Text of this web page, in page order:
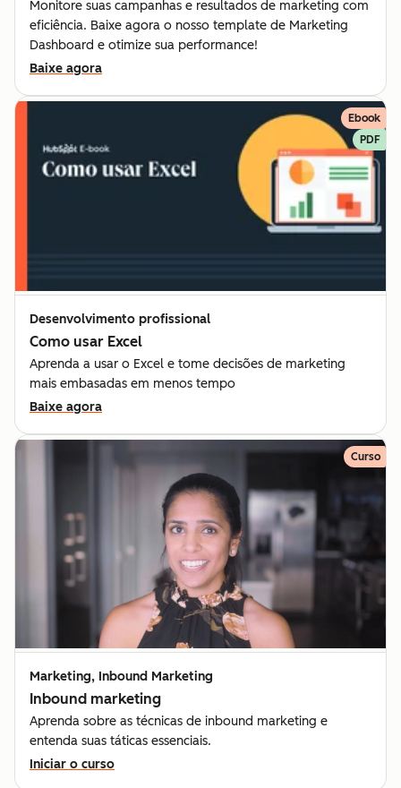
Monitore suas campanhas e resultados de marketing com
eficiência. Baixe agora o nosso template de Marketing
Dashboard e otimize sua performance!
Baixe agora
Ebook
PDF
Desenvolvimento profissional
Como usar Excel
Aprenda a usar o Excel e tome decisões de marketing
mais embasadas em menos tempo
Baixe agora
Curso
Marketing, Inbound Marketing
Inbound marketing
Aprenda sobre as técnicas de inbound marketing e
entenda suas táticas essenciais.
Iniciar o curso